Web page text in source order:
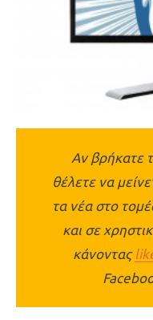
Αν βρήκατε
θέλετε να
τα νέα στο
και σε
κάνοντας